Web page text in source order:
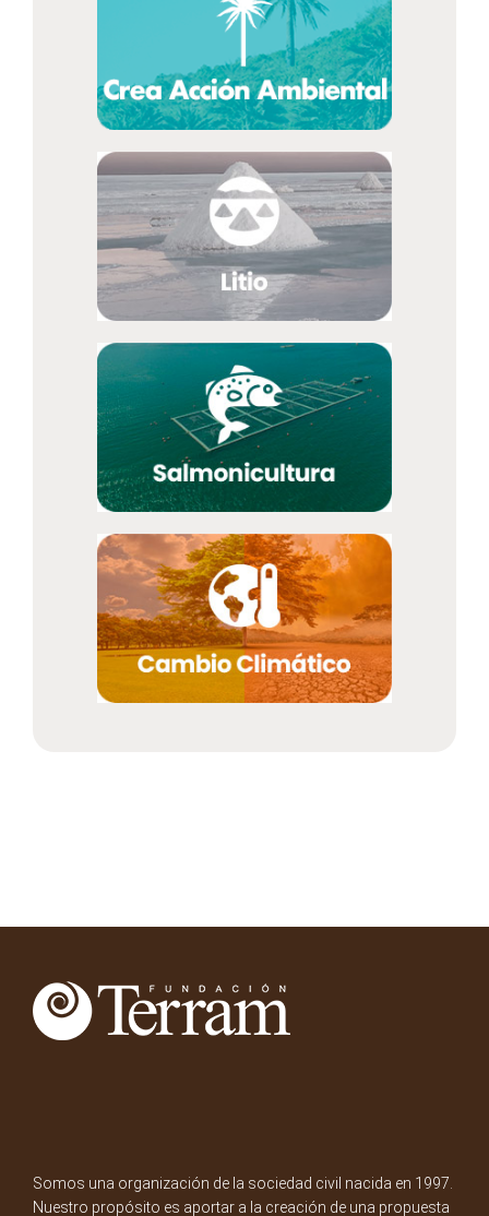
Somos una organización de la sociedad civil nacida en 1997.
Nuestro propósito es aportar a la creación de una propuesta